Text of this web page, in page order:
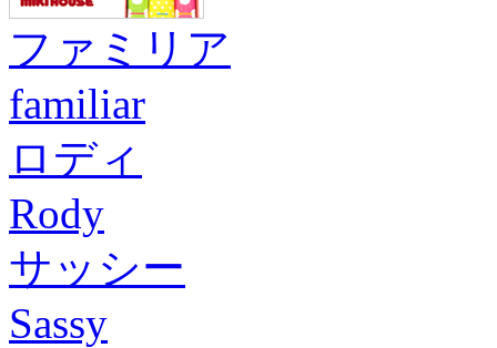
ファミリア
familiar
ロディ
Rody
サッシー
Sassy